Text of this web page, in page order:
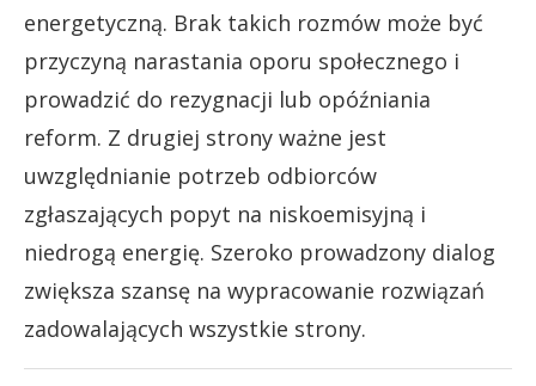
energetyczną. Brak takich rozmów może być
przyczyną narastania oporu społecznego i
prowadzić do rezygnacji lub opóźniania
reform. Z drugiej strony ważne jest
uwzględnianie potrzeb odbiorców
zgłaszających popyt na niskoemisyjną i
niedrogą energię. Szeroko prowadzony dialog
zwiększa szansę na wypracowanie rozwiązań
zadowalających wszystkie strony.